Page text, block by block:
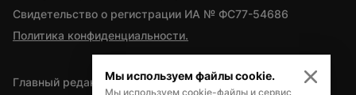
Свидетельство о регистрации ИА № ФС77-54686
Политика конфиденциальности.
Главный редактор — А.Л. Поздеев
Мы используем файлы cookie.
Мы используем cookie-файлы и сервис